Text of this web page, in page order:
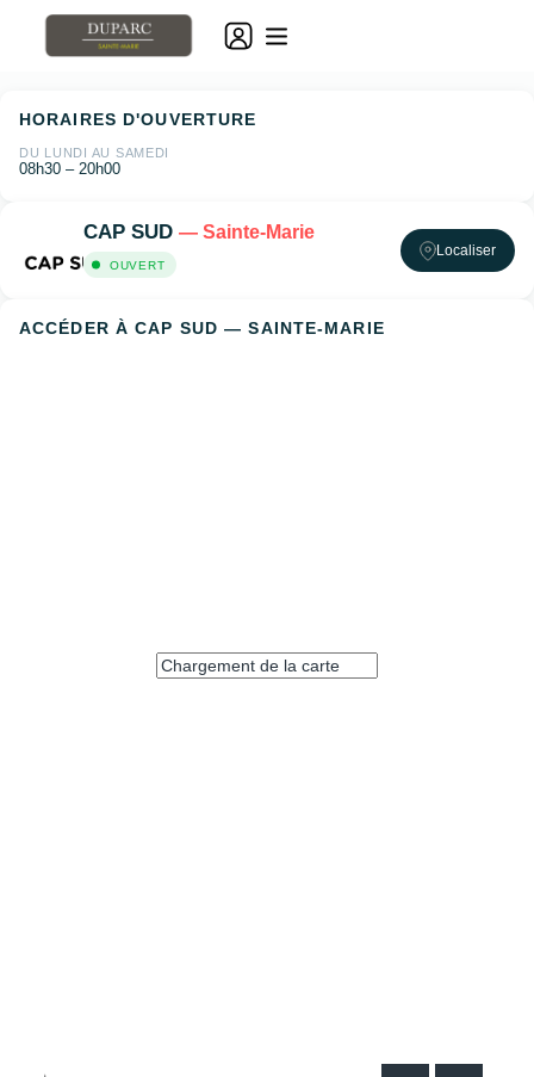
CAP SUD — Sainte-Marie
OUVERT
Localiser
ACCÉDER À CAP SUD — SAINTE-MARIE
HORAIRES D'OUVERTURE
DU LUNDI AU SAMEDI
08h30 – 20h00